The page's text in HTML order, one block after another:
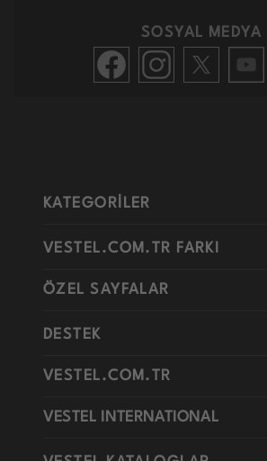
SOSYAL MEDYA
KATEGORİLER
VESTEL.COM.TR FARKI
ÖZEL SAYFALAR
DESTEK
VESTEL.COM.TR
VESTEL INTERNATIONAL